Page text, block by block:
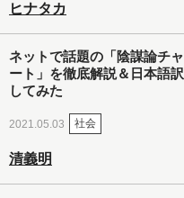
ヒナタカ
ネットで話題の「陰謀論チャ
ート」を徹底解説＆日本語訳
してみた
2021.05.03 社会
清義明